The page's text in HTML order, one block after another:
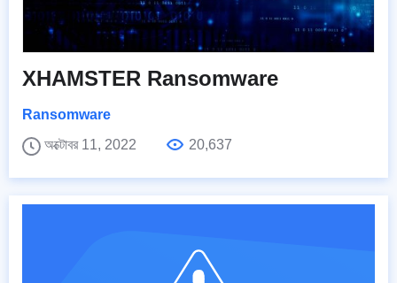
XHAMSTER Ransomware
Ransomware
অক্টোবর 11, 2022
20,637